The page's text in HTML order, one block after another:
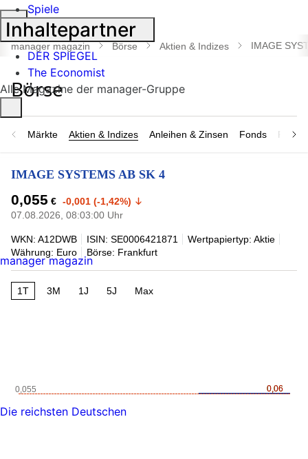
Suche
öffnen
manager magazin Börse Aktien & Indizes IMAGE
Märkte Aktien & Indizes Anleihen & Zinsen Fonds
IMAGE SYSTEMS AB SK 4
0,055 € -0,001 (-1,42%)
07.08.2026, 08:03:00 Uhr
WKN: A12DWB ISIN: SE0006421871
Wertpapiertyp: Aktie
Währung: Euro
Börse: Frankfurt
1T 3M 1J 5J Max
0,06
0,06
0,055
Spiele
Inhaltepartner
DER SPIEGEL
The Economist
Alle Magazine der manager-Gruppe
manager magazin
Die reichsten Deutschen